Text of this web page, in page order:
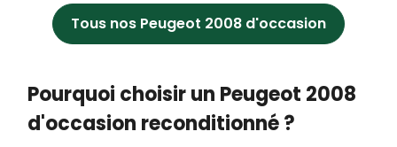
tout moment à être démarché par téléphone,
en vous inscrivant gratuitement sur
Tous nos Peugeot 2008 d'occasion
Pourquoi choisir un Peugeot 2008
d'occasion reconditionné ?